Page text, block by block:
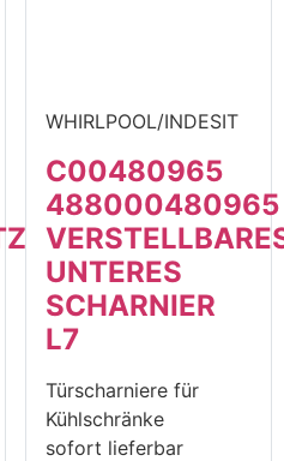
WHIRLPOOL/INDESIT
C00480965
488000480965
UNTERES
SCHARNIER
L7
Türscharniere für
Kühlschränke
sofort lieferbar